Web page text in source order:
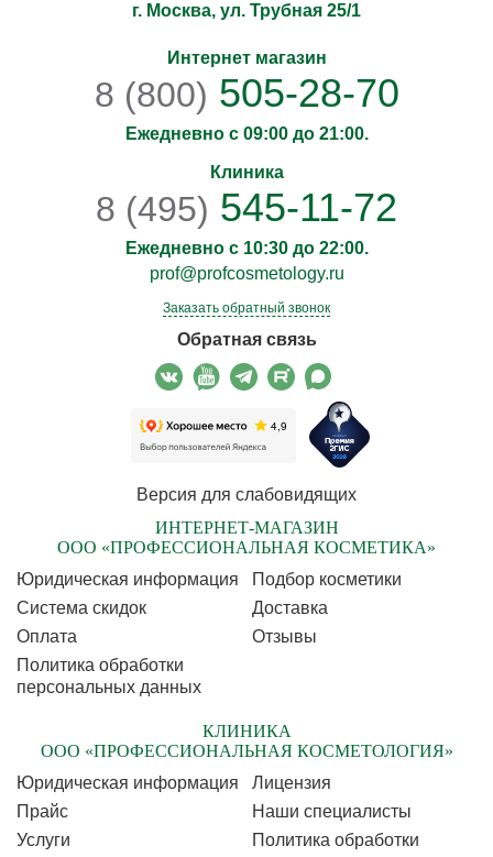
г. Москва, ул. Трубная 25/1
Интернет магазин
8 (800) 505-28-70
Ежедневно с 09:00 до 21:00.
Клиника
8 (495) 545-11-72
Ежедневно с 10:30 до 22:00.
prof@profcosmetology.ru
Заказать обратный звонок
Обратная связь
Версия для слабовидящих
ИНТЕРНЕТ-МАГАЗИН
ООО «ПРОФЕССИОНАЛЬНАЯ КОСМЕТИКА»
Юридическая информация
Подбор косметики
Cистема скидок
Доставка
Оплата
Отзывы
Политика обработки
персональных данных
КЛИНИКА
ООО «ПРОФЕССИОНАЛЬНАЯ КОСМЕТОЛОГИЯ»
Юридическая информация
Лицензия
Прайс
Наши специалисты
Услуги
Политика обработки